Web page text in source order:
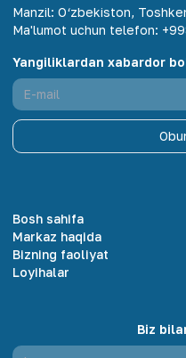
Manzil: O‘zbekiston,
Ma'lumot uchun telefon:
Yangiliklardan xabardor
Bosh sahifa
Markaz haqida
Bizning faoliyat
Loyihalar
Biz